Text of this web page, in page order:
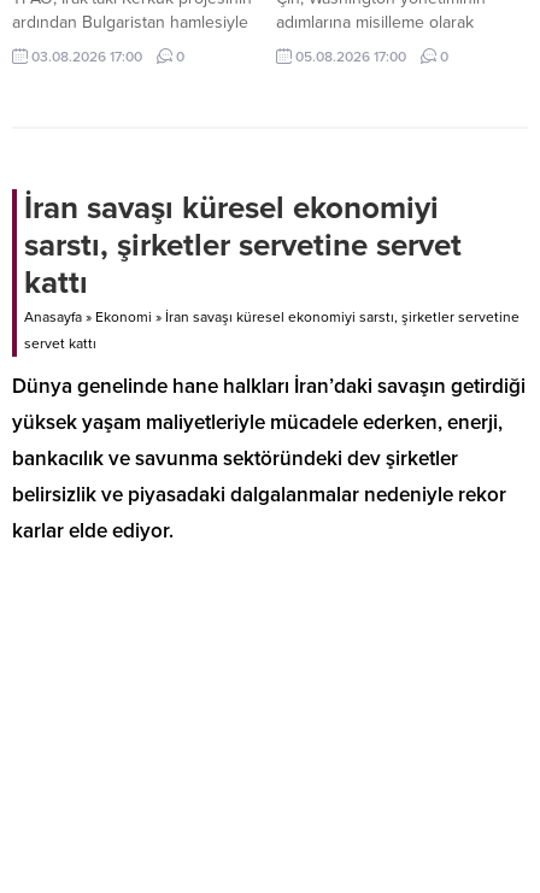
ardından Bulgaristan hamlesiyle
uluslararası faaliyet alanını kara
üretiminden deniz arama
03.08.2026 17:00 0
adımlarına misilleme olarak
ABD'ye İHA ihracatını yasaklayan
ve 6 Amerikan şirketine yaptırım
05.08.2026 17:00 0
İran savaşı küresel ekonomiyi
sarstı, şirketler servetine servet
kattı
Anasayfa » Ekonomi » İran savaşı küresel ekonomiyi sarstı, şirketler servetine
servet kattı
Dünya genelinde hane halkları İran’daki savaşın getirdiği
yüksek yaşam maliyetleriyle mücadele ederken, enerji,
bankacılık ve savunma sektöründeki dev şirketler
belirsizlik ve piyasadaki dalgalanmalar nedeniyle rekor
karlar elde ediyor.